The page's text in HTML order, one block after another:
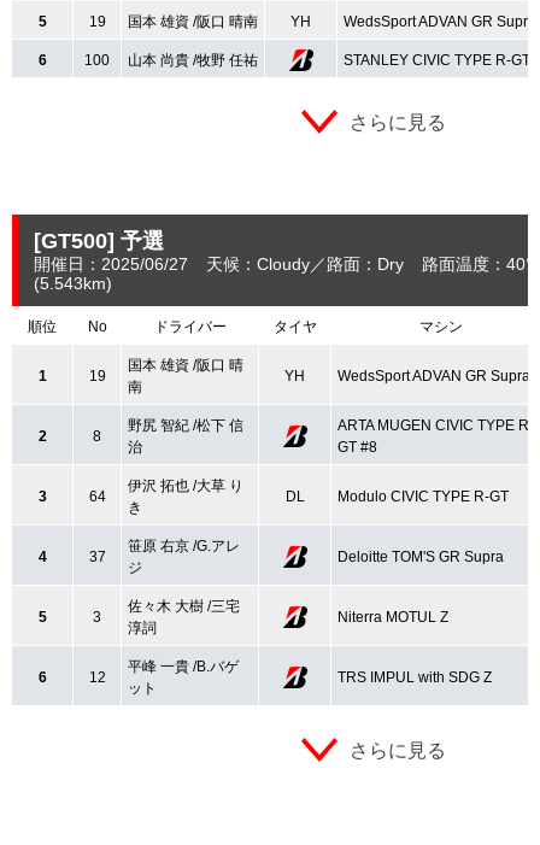
5 19 国本 雄資 /阪口 晴南 YH WedsSport ADVAN GR Supra
6 100 山本 尚貴 /牧野 任祐 STANLEY CIVIC TYPE R-GT
さらに見る
[GT500] 予選
開催日：2025/06/27 天候：Cloudy 路面：Dry
路面温度：40°
(5.543km)
順位 No ドライバー タイヤ マシン
1 19
国本 雄資 /阪口 晴
南
YH WedsSport ADVAN GR Supra
2 8
野尻 智紀 /松下 信
治
ARTA MUGEN CIVIC TYPE R-
GT #8
3 64
伊沢 拓也 /大草 り
き
DL Modulo CIVIC TYPE R-GT
4 37
笹原 右京 /G.アレ
ジ
Deloitte TOM'S GR Supra
5 3
佐々木 大樹 /三宅
淳詞
Niterra MOTUL Z
6 12
平峰 一貴 /B.バゲ
ット
TRS IMPUL with SDG Z
さらに見る